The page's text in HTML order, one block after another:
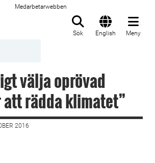
Medarbetarwebben
Sök English Meny
välja oprövad
rädda klimatet”
2016